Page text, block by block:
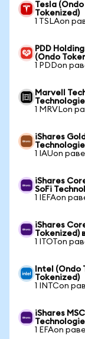
Tesla
Tokenized)
1 TSLAon
PDD
(Ondo
1 PDDon
Marvell
1 MRVLon
iShares
1 IAUon
iShares
SoFi
1 IEFAon
iShares
Tokenized)
1 ITOTon
Intel (Ondo
Tokenized)
1 INTCon
iShares
1 EFAon